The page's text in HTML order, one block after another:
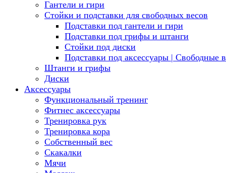
Гантели и гири
Стойки и подставки для свободных весов
Подставки под гантели и гири
Подставки под грифы и штанги
Стойки под диски
Подставки под аксессуары | Свободные
Штанги и грифы
Диски
Аксессуары
Функциональный тренинг
Фитнес аксессуары
Тренировка рук
Тренировка кора
Собственный вес
Скакалки
Мячи